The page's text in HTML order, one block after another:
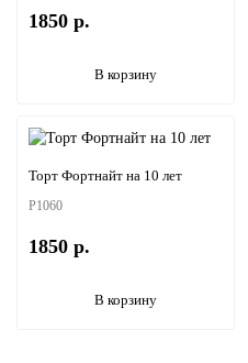
1850 р.
В корзину
Торт Фортнайт на 10 лет
P1060
1850 р.
В корзину